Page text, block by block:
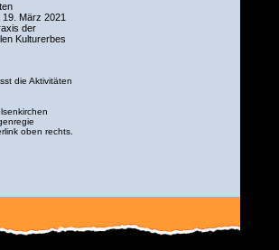
März 2021
der
Kulturerbes
die Aktivitäten
oben rechts.